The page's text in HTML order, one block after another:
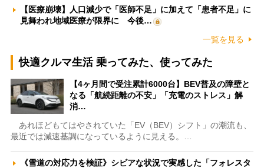
【医療崩壊】人口減少で「医師不足」に加えて「患者不足」に
見舞われ地域医療が限界に 今後…
一覧を見る
快適クルマ生活 乗ってみた、使ってみた
【4ヶ月間で受注累計6000台】BEV普及の障壁と
なる「航続距離の不安」「充電のストレス」解
消…
あれほどもてはやされていた「EV（BEV）シフト」の潮流も、
最近では減速基調になっているように見える。…
《雪道の対応力を検証》シビアな状況で実感した「フォレスタ